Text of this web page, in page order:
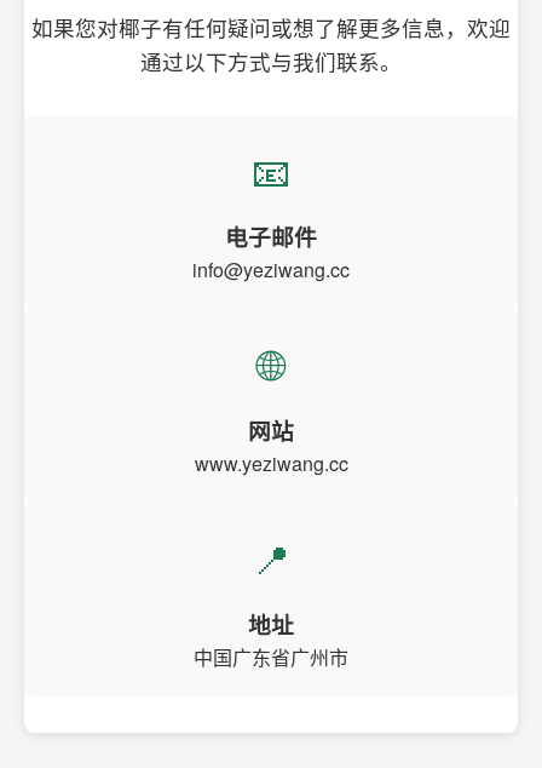
如果您对椰子有任何疑问或想了解更多信息，欢迎
通过以下方式与我们联系。
📧
电子邮件
info@yeziwang.cc
🌐
网站
www.yeziwang.cc
📍
地址
中国广东省广州市